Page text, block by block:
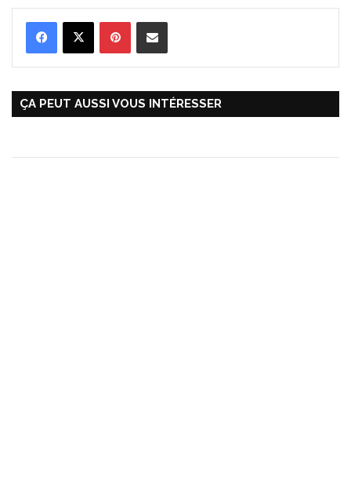
ÇA PEUT AUSSI VOUS INTÉRESSER